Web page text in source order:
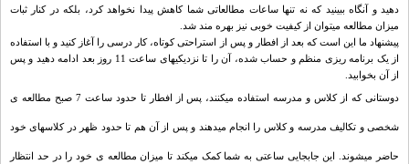
دهید و آن‏گاه ببینید که نه تنها ساعات مطالعاتی شما کاهش پیدا نخواهد کرد، بلکه در کنار ثبات
میزان مطالعه می‏توان از کیفیت خوبی نیز بهره‏ مند شد.
پیشنهاد ما این است که بعد از افطار و پس از استراحتی کوتاه، کار درسی را آغاز کنید و با استفاده
از یک برنامه‏ ریزی منظم و حساب‏ شده، آن را تا نزدیکی‏های ساعت 11 روز بعد ادامه دهید و پس
از آن بخوابید.
دوستانی که از کلاس و مدرسه استفاده می‏کنند، پس از افطار تا حدود ساعت 7 صبح مطالعه‏ ی
شخصی و تکالیف مدرسه و کلاس را انجام می‏دهند و پس از آن هم تا حدود ظهر در کلاس‏های خود
حاضر می‏شوند. این جابجایی ساعتی به شما کمک می‏کند تا میزان مطالعه‏ ی خود را در حد انتظار